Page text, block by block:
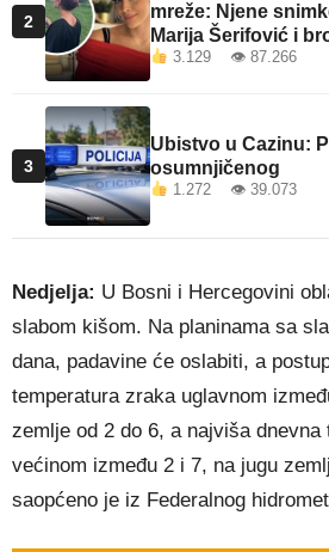
2
mreže: Njene
Marija Šerifović i
3.129 👁 87.266
3
Ubistvo u Cazinu:
osumnjičenog
1.272 👁 39.073
Nedjelja: U Bosni i Hercegovini
slabom kišom. Na planinama sa
dana, padavine će oslabiti, a
temperatura zraka uglavnom
zemlje od 2 do 6, a najviša dnevna
većinom između 2 i 7, na jugu
saopćeno je iz Federalnog